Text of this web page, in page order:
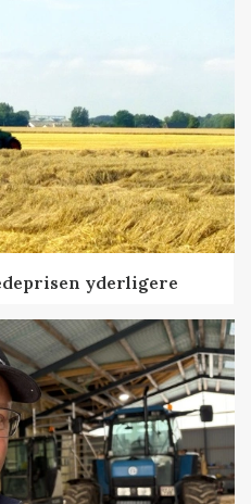
yderligere